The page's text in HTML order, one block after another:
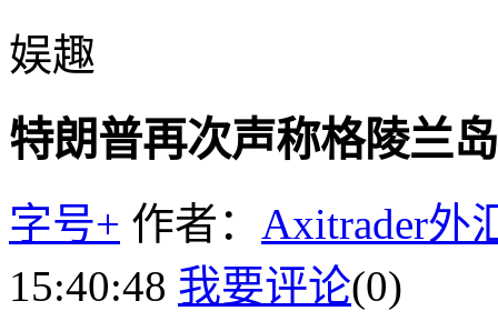
娱趣
特朗普再次声称格陵兰
字号+ 作者： Axitrader外
15:40:48 我要评论(0)